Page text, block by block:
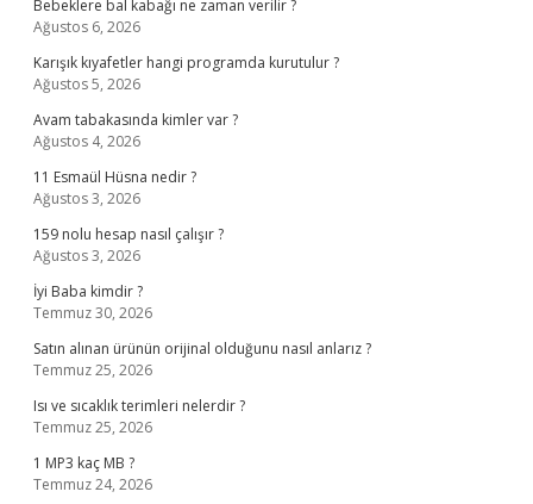
Bebeklere bal kabağı ne zaman verilir ?
Ağustos 6, 2026
Karışık kıyafetler hangi programda kurutulur ?
Ağustos 5, 2026
Avam tabakasında kimler var ?
Ağustos 4, 2026
11 Esmaül Hüsna nedir ?
Ağustos 3, 2026
159 nolu hesap nasıl çalışır ?
Ağustos 3, 2026
İyi Baba kimdir ?
Temmuz 30, 2026
Satın alınan ürünün orijinal olduğunu nasıl anlarız ?
Temmuz 25, 2026
Isı ve sıcaklık terimleri nelerdir ?
Temmuz 25, 2026
1 MP3 kaç MB ?
Temmuz 24, 2026